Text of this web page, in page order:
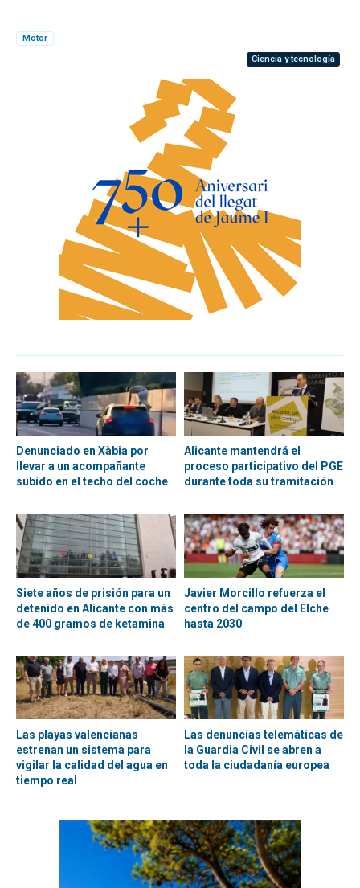
Motor
Ciencia y tecnología
Denunciado en Xàbia por
llevar a un acompañante
subido en el techo del coche
Alicante mantendrá el
proceso participativo del PGE
durante toda su tramitación
Siete años de prisión para un
detenido en Alicante con más
de 400 gramos de ketamina
Javier Morcillo refuerza el
centro del campo del Elche
hasta 2030
Las playas valencianas
estrenan un sistema para
vigilar la calidad del agua en
tiempo real
Las denuncias telemáticas de
la Guardia Civil se abren a
toda la ciudadanía europea